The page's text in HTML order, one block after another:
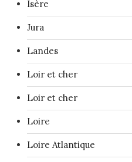
Isère
Jura
Landes
Loir et cher
Loir et cher
Loire
Loire Atlantique